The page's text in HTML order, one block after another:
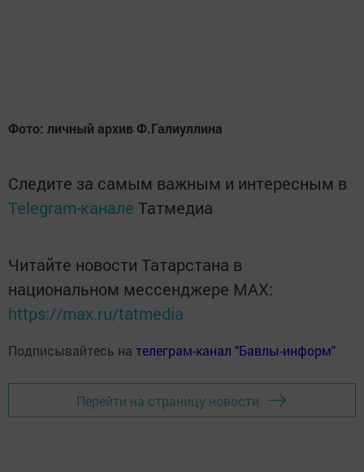
Фото: личный архив Ф.Галиуллина
Следите за самым важным и интересным в
Telegram-канале Татмедиа
Читайте новости Татарстана в
национальном мессенджере MАХ:
https://max.ru/tatmedia
Подписывайтесь на телеграм-канал "Бавлы-информ"
Перейти на страницу новости